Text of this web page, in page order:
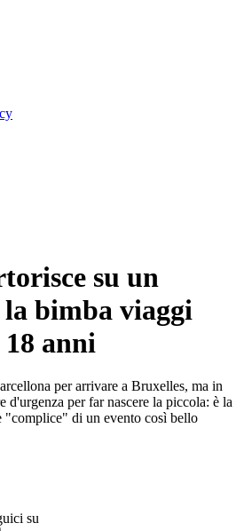
su un
bimba viaggi
anni
per arrivare a Bruxelles, ma in
d'urgenza per far nascere la piccola: è la
"complice" di un evento così bello
su